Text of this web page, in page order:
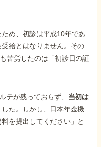
せ
め、初診は平成10年であ
給とはなりません。その
苦労したのは「初診日の証
テが残っておらず、 当初は
た。しかし、日本年金機
を提出してください」と